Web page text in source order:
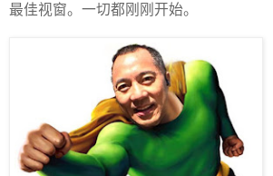
最佳视窗。一切都刚刚开始。